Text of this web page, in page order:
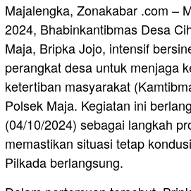
Majalengka, Zonakabar .com –
2024, Bhabinkantibmas Desa
Maja, Bripka Jojo, intensif
perangkat desa untuk menjaga
ketertiban masyarakat
Polsek Maja. Kegiatan ini
(04/10/2024) sebagai langkah
memastikan situasi tetap
Pilkada berlangsung.